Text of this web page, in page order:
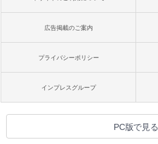
広告掲載のご案内
プライバシーポリシー
インプレスグループ
PC版で見る